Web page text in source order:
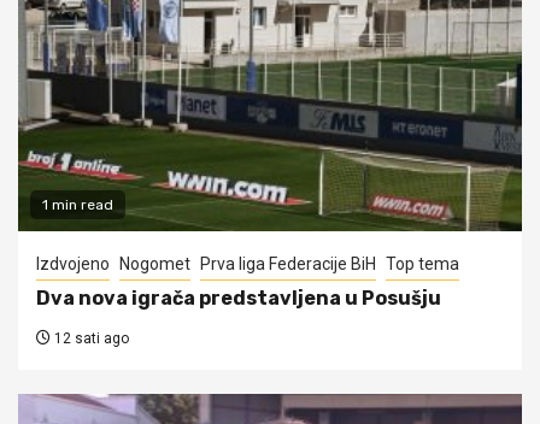
1 min read
Izdvojeno Nogomet Prva liga Federacije BiH Top tema
Dva nova igrača predstavljena u Posušju
12 sati ago